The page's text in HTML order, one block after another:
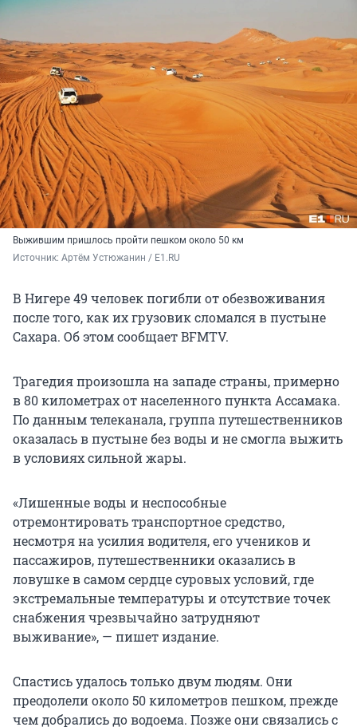
Выжившим пришлось пройти пешком около 50 км
Источник: Артём Устюжанин / E1.RU
В Нигере 49 человек погибли от обезвоживания
после того, как их грузовик сломался в пустыне
Сахара. Об этом сообщает BFMTV.
Трагедия произошла на западе страны, примерно
в 80 километрах от населенного пункта Ассамака.
По данным телеканала, группа путешественников
оказалась в пустыне без воды и не смогла выжить
в условиях сильной жары.
«Лишенные воды и неспособные
отремонтировать транспортное средство,
несмотря на усилия водителя, его учеников и
пассажиров, путешественники оказались в
ловушке в самом сердце суровых условий, где
экстремальные температуры и отсутствие точек
снабжения чрезвычайно затрудняют
выживание», — пишет издание.
Спастись удалось только двум людям. Они
преодолели около 50 километров пешком, прежде
чем добрались до водоема. Позже они связались с